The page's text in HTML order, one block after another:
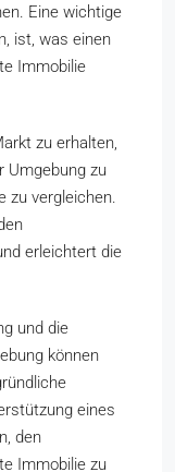
Eine wichtige
ist, was einen
Immobilie
zu erhalten,
Umgebung zu
zu vergleichen.
erleichtert die
und die
können
eines
den
Immobilie zu